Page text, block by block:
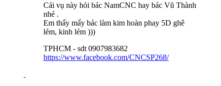
Cái vụ này hỏi bác NamCNC hay bác Vũ Thành
nhé .
Em thấy mấy bác làm kim hoàn phay 5D ghê
lém, kinh lém )))
TPHCM - sdt 0907983682
https://www.facebook.com/CNCSP268/